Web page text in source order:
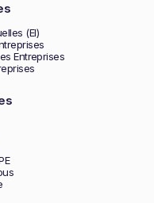
(EI)
Entreprises